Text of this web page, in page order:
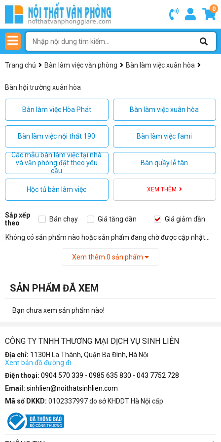
0
Trang chủ Bàn làm việc văn phòng Bàn làm việc xuân hòa
Bàn hội trường xuân hòa
Bàn làm việc Hòa Phát Bàn làm việc xuân hòa
Bàn làm việc nội thất 190 Bàn làm việc fami
Các mẫu bàn làm việc tại nhà
và văn phòng đặt theo yêu
cầu
Bàn quầy lễ tân
Hộc tủ bàn làm việc XEM THÊM
Sắp xếp
theo
Bán chạy Giá tăng dần Giá giảm dần
Không có sản phẩm nào hoặc sản phẩm đang chờ được cập nhật...
Xem thêm 0 sản phẩm
SẢN PHẨM ĐÃ XEM
Bạn chưa xem sản phẩm nào!
CÔNG TY TNHH THƯƠNG MẠI DỊCH VỤ SINH LIÊN
Địa chỉ: 1130H La Thành, Quận Ba Đình, Hà Nội
Xem bản đồ đường đi
Điện thoại: 0904 570 339 - 0985 635 830 - 043 7752 728
Email: sinhlien@noithatsinhlien.com
Mã số DKKD: 0102337997 do sở KHDDT Hà Nội cấp